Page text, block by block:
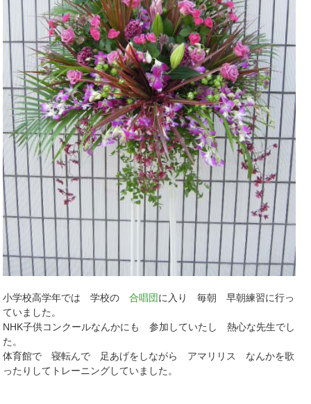
小学校高学年では 学校の合唱団に入り 毎朝 早朝練習に行っ
ていました。
NHK子供コンクールなんかにも 参加していたし 熱心な先生でし
た。
体育館で 寝転んで 足あげをしながら アマリリス なんかを歌
ったりしてトレーニングしていました。